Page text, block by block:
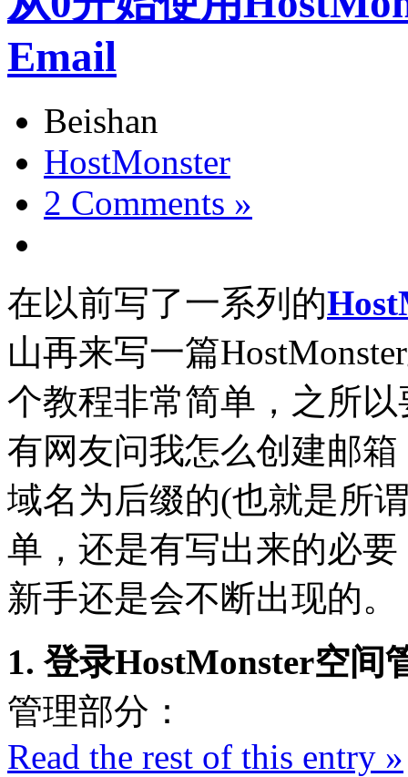
Email
Beishan
HostMonster
2 Comments »
在以前写了一系列的
山再来写一篇
个教程非常简单，之所
有网友问我怎么创建邮
域名为后缀的(也就是所
单，还是有写出来的必要
新手还是会不断出现的。
1. 登录HostMonster空间
管理部分：
Read the rest of this entry »